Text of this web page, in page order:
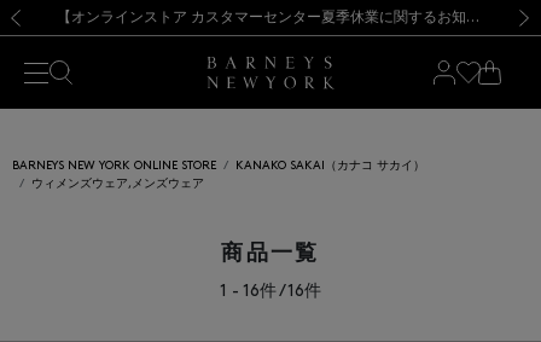
新規登録のお客様も対象！＜MY BARNEYS＞会員のお客様は11,000円（税込）以上のお買上げで常時送料無料！お買い物の際は会員登録を！
【夏季休業に伴う出荷一時停止のお知らせ】(2026.8.7) 【オンラインストア カスタマーセンター夏季休業に関するお知らせ】（2026.8.7）
【夏季休業に伴う返品・交換承り一時停止のお知らせ】（2026.8.5）
熊本県を中心とした地震の影響によるお荷物のお届けについて
【開催中】SUMMER SALEのご案内・ご注意事項 新規登録のお客様も対象！＜MY BARNEYS＞会員のお客様は11,000円（税込）以上のお買上げで常時送料無料！お買い物の際は会員登録を！
【夏季休業に伴う出荷一時停止のお知らせ】(2026.8.7)
BARNEYS NEW YORK ONLINE STORE
KANAKO SAKAI（カナコ サカイ）
ウィメンズウェア,メンズウェア
商品一覧
1 - 16件 / 16件